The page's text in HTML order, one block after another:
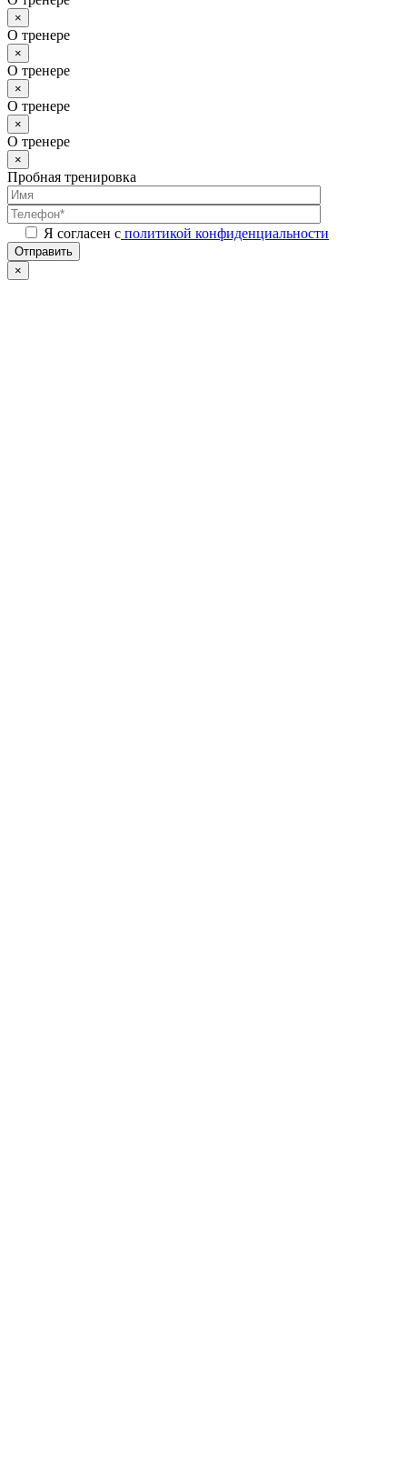
×
О тренере
×
О тренере
×
О тренере
×
О тренере
×
Пробная тренировка
Я согласен с политикой конфиденциальности
Отправить
×